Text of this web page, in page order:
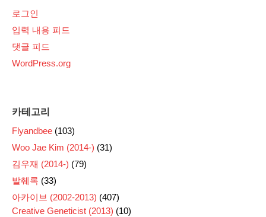
로그인
입력 내용 피드
댓글 피드
WordPress.org
카테고리
Flyandbee (103)
Woo Jae Kim (2014-) (31)
김우재 (2014-) (79)
발췌록 (33)
아카이브 (2002-2013) (407)
Creative Geneticist (2013) (10)